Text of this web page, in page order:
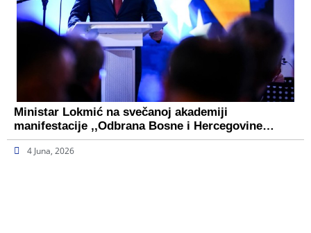
Ministar Lokmić na svečanoj akademiji
manifestacije ,,Odbrana Bosne i Hercegovine…
4 Juna, 2026